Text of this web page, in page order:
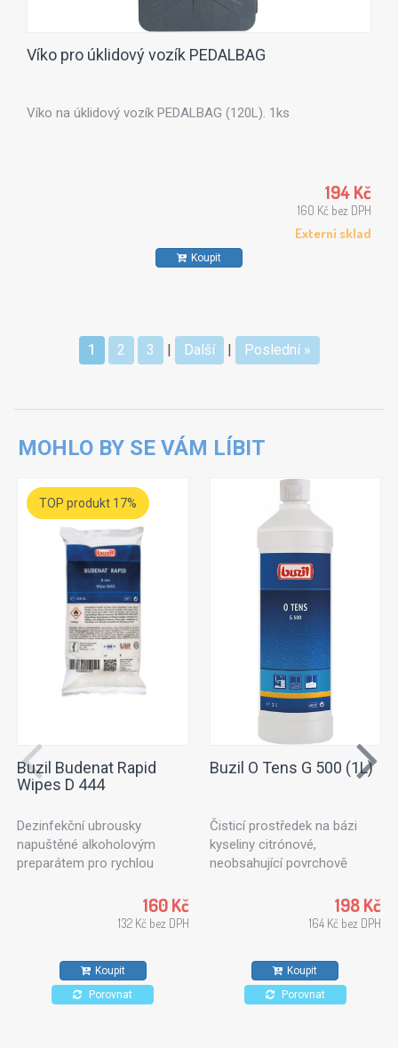
Víko pro úklidový vozík PEDALBAG
Víko na úklidový vozík PEDALBAG (120L). 1ks
194 Kč
160 Kč bez DPH
Externí sklad
Koupit
1 2 3 | Další | Poslední »
MOHLO BY SE VÁM LÍBIT
TOP produkt 17%
Buzil Budenat Rapid
Wipes D 444
Dezinfekční ubrousky
napuštěné alkoholovým
preparátem pro rychlou
utěrky vhodné pro použití v
potravinářském průmyslu,
povrchů odolných proti
působení alkoholů.
160 Kč
132 Kč bez DPH
Koupit
Porovnat
Buzil O Tens G 500 (1L)
Čisticí prostředek na bázi
kyseliny citrónové,
neobsahující povrchově
ošetřování textilních ploch
nebo čalouněného nábytku.
198 Kč
164 Kč bez DPH
Koupit
Porovnat